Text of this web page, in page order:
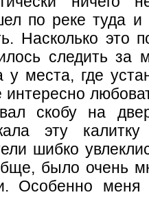
по реке туда
Насколько это
следить за
места, где
интересно
скобу на
эту калитку
шибко
было очень
Особенно